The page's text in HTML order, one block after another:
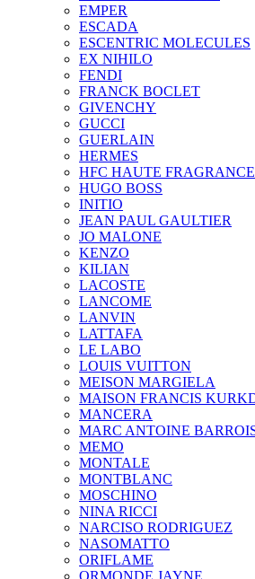
EMPER
ESCADA
ESCENTRIC MOLECULES
EX NIHILO
FENDI
FRANCK BOCLET
GIVENCHY
GUCCI
GUERLAIN
HERMES
HFC HAUTE
HUGO BOSS
INITIO
JEAN PAUL GAULTIER
JO MALONE
KENZO
KILIAN
LACOSTE
LANCOME
LANVIN
LATTAFA
LE LABO
LOUIS VUITTON
MEISON MARGIELA
MAISON FRANCIS
MANCERA
MARC ANTOINE
MEMO
MONTALE
MONTBLANC
MOSCHINO
NINA RICCI
NARCISO RODRIGUEZ
NASOMATTO
ORIFLAME
ORMONDE JAYNE